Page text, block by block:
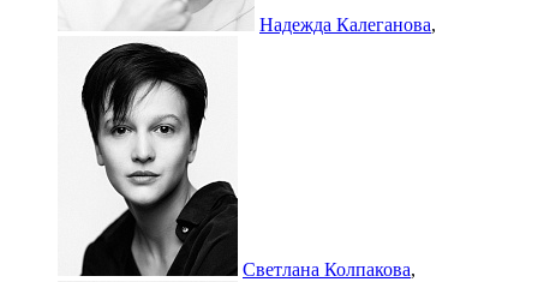
Надежда Калеганова,
Светлана Колпакова,